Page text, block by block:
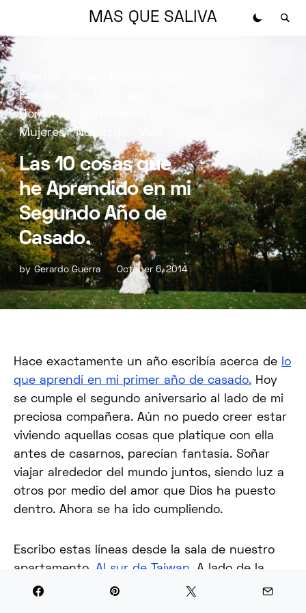
MAS QUE SALIVA
Familia
Hombres
Mujeres
Noviazgo
Las 10 cosas que
he Aprendido en mi
Segundo Año de
Casado.
by Gerardo Guerra October 6, 2014
Hace exactamente un año escribía acerca de lo
que aprendí en mi primer año de casado. Hoy
se cumple el segundo aniversario al lado de mi
preciosa compañera. Aún no puedo creer estar
viviendo aquellas cosas que platique con ella
antes de casarnos, parecían fantasía. Soñar
viajar alrededor del mundo juntos, siendo luz a
otros por medio del amor que Dios ha puesto
dentro. Ahora se ha ido cumpliendo.
Escribo estas líneas desde la sala de nuestro
apartamento. Al sur de Taiwan . A lado de la
mujer que prometí por siempre amar. Sonrió